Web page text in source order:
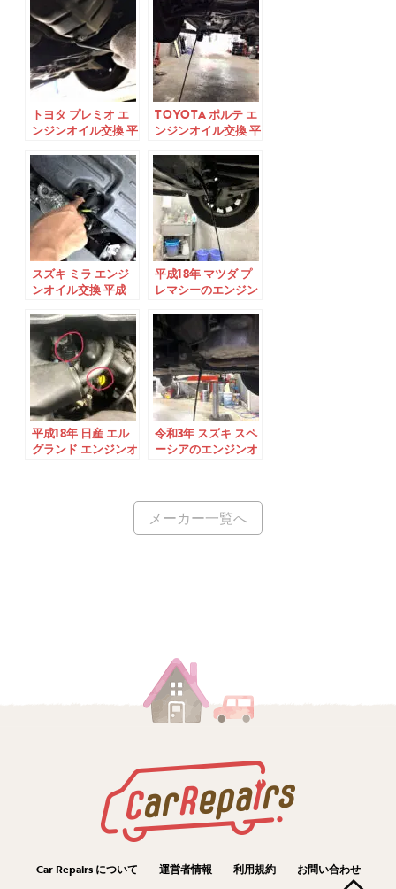
トヨタ プレミオ エ
ンジンオイル交換 平
TOYOTA ポルテ エ
ンジンオイル交換 平
スズキ ミラ エンジ
ンオイル交換 平成
平成18年 マツダ プ
レマシーのエンジン
平成18年 日産 エル
グランド エンジンオ
令和3年 スズキ スペ
ーシアのエンジンオ
メーカー一覧へ
Car Repairs について 運営者情報 利用規約 お問い合わせ